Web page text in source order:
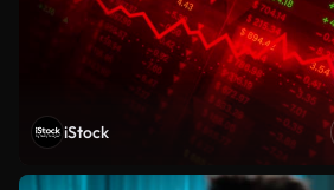
iStock